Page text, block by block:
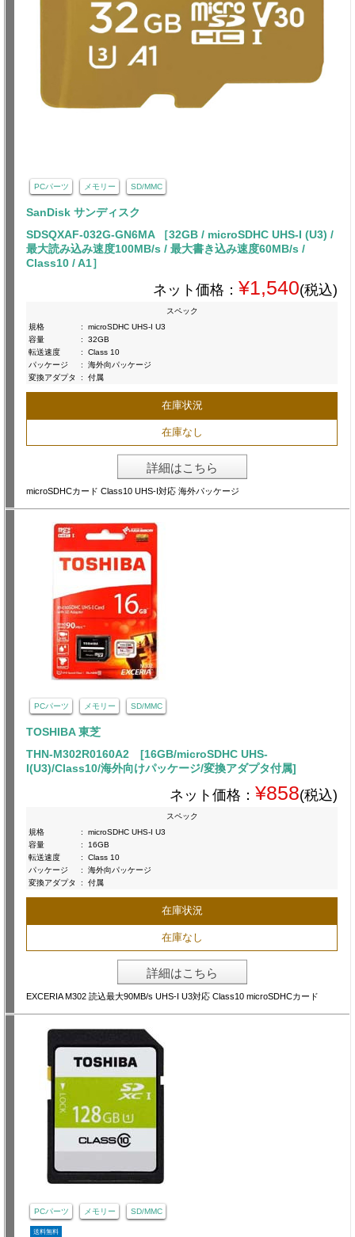
PCパーツ メモリー SD/MMC
SanDisk サンディスク
SDSQXAF-032G-GN6MA ［32GB / microSDHC UHS-I (U3) /
最大読み込み速度100MB/s / 最大書き込み速度60MB/s /
Class10 / A1］
ネット価格： ¥1,540(税込)
スペック
規格
:
microSDHC UHS-I U3
容量
:
32GB
転送速度
:
Class 10
パッケージ
:
海外向パッケージ
変換アダプタ
: 付属
在庫状況
在庫なし
詳細はこちら
microSDHCカード Class10 UHS-I対応 海外パッケージ
PCパーツ メモリー SD/MMC
TOSHIBA 東芝
THN-M302R0160A2 [16GB/microSDHC UHS-
I(U3)/Class10/海外向けパッケージ/変換アダプタ付属]
ネット価格： ¥858(税込)
スペック
規格
:
microSDHC UHS-I U3
容量
:
16GB
転送速度
:
Class 10
パッケージ
:
海外向パッケージ
変換アダプタ
: 付属
在庫状況
在庫なし
詳細はこちら
EXCERIA M302 読込最大90MB/s UHS-I U3対応 Class10 microSDHCカード
PCパーツ メモリー SD/MMC
送料無料